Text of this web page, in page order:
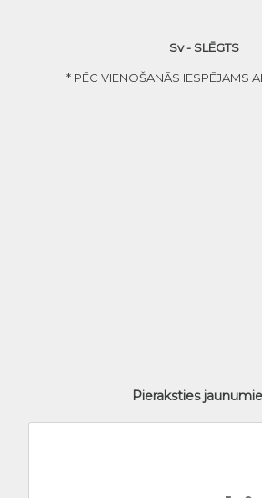
Sv - SLĒGTS
* PĒC VIENOŠANĀS IESPĒJAMS
Pieraksties